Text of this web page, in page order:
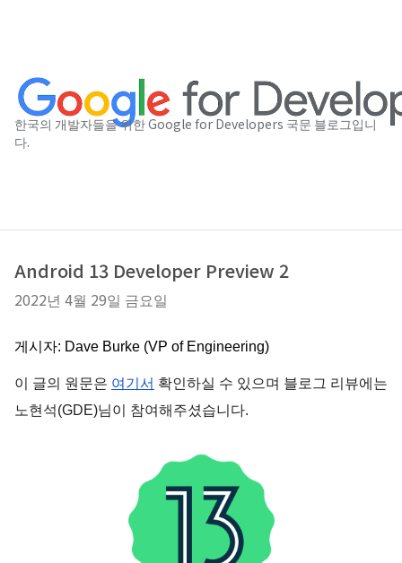
한국의 개발자들을 위한 Google for Developers 국문 블로그입니
다.
Android 13 Developer Preview 2
2022년 4월 29일 금요일
게시자: Dave Burke (VP of Engineering)
이 글의 원문은 여기서 확인하실 수 있으며 블로그 리뷰에는
노현석(GDE)님이 참여해주셨습니다.